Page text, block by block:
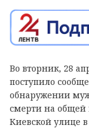
Во вторник, 28
поступило
обнаружении
смерти на общей
Киевской улице